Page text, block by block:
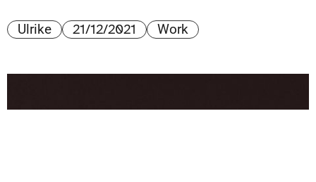
Ulrike 21/12/2021 Work